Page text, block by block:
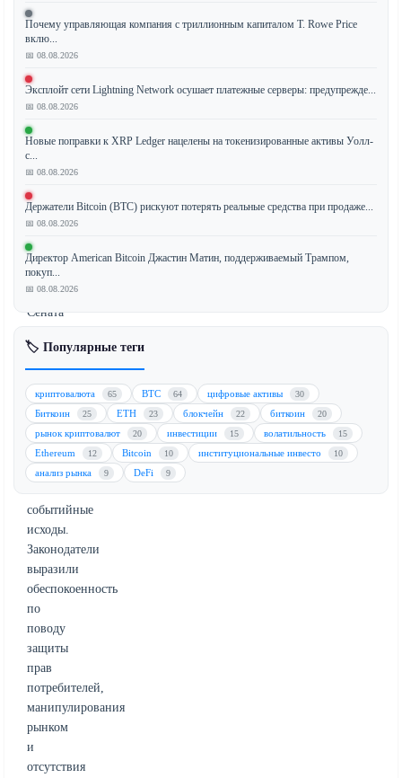
Платформы
рынков
предсказаний
под
пристальным
вниманием
регулирующих
органов
слушаний
в
Комитете
Сената
торговле,
посвященных
резкому
росту
ставок
на
политические
событийные
исходы.
Законодатели
выразили
обеспокоенность
по
поводу
защиты
прав
потребителей,
манипулирования
рынком
и
отсутствия
Почему управляющая компания с триллионным капиталом T. Rowe Price
вклю...
📅 08.08.2026
Эксплойт сети Lightning Network осушает платежные серверы: предупрежде...
📅 08.08.2026
Новые поправки к XRP Ledger нацелены на токенизированные активы Уолл-
с...
📅 08.08.2026
Держатели Bitcoin (BTC) рискуют потерять реальные средства при продаже...
📅 08.08.2026
Директор American Bitcoin Джастин Матин, поддерживаемый Трампом,
покуп...
📅 08.08.2026
🏷️ Популярные теги
криптовалюта 65 BTC 64 цифровые активы 30
Биткоин 25 ETH 23 блокчейн 22 биткоин 20
рынок криптовалют 20 инвестиции 15 волатильность 15
Ethereum 12 Bitcoin 10 институциональные инвесто 10
анализ рынка 9 DeFi 9